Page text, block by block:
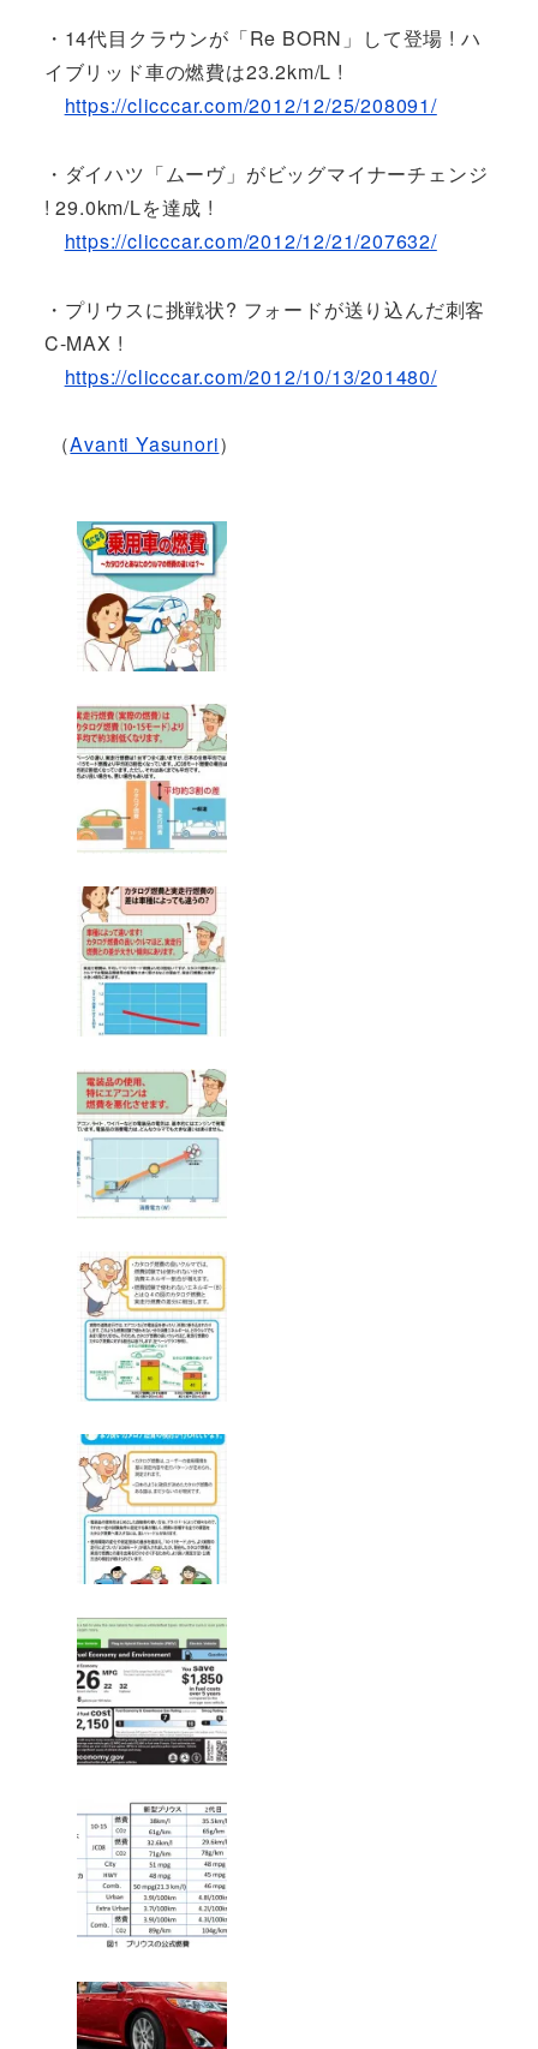
・14代目クラウンが「Re BORN」して登場 ! ハ
イブリッド車の燃費は23.2km/L !
https://clicccar.com/2012/12/25/208091/
・ダイハツ「ムーヴ」がビッグマイナーチェンジ
! 29.0km/Lを達成 !
https://clicccar.com/2012/12/21/207632/
・プリウスに挑戦状? フォードが送り込んだ刺客
C-MAX !
https://clicccar.com/2012/10/13/201480/
（Avanti Yasunori）